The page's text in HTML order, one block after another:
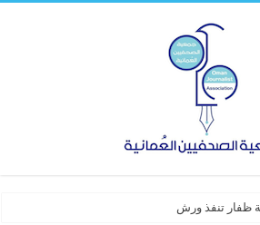
ظفار تنفذ ورشة عمل “أساسيا